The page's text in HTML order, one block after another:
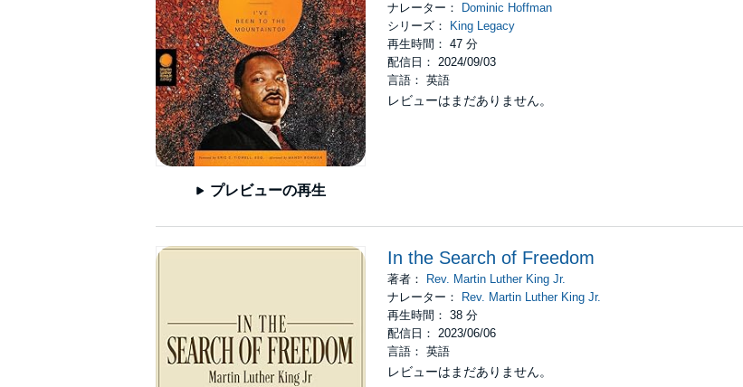
プレビューの再生
ナレーター：
Dominic Hoffman
シリーズ：
King Legacy
再生時間： 47 分
配信日： 2024/09/03
言語： 英語
レビューはまだありません。
In the Search of Freedom
著者：
Rev. Martin Luther King Jr.
ナレーター：
Rev. Martin Luther King Jr.
再生時間： 38 分
配信日： 2023/06/06
言語： 英語
レビューはまだありません。